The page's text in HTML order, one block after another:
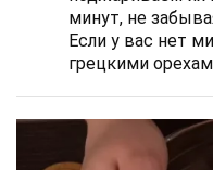
минут, не
Если у вас нет
грецкими